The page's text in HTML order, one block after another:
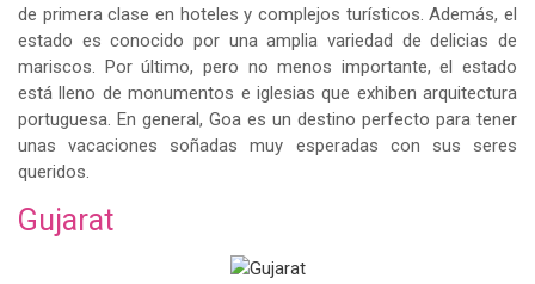
de primera clase en hoteles y complejos turísticos. Además, el
estado es conocido por una amplia variedad de delicias de
mariscos. Por último, pero no menos importante, el estado
está lleno de monumentos e iglesias que exhiben arquitectura
portuguesa. En general, Goa es un destino perfecto para tener
unas vacaciones soñadas muy esperadas con sus seres
queridos.
Gujarat